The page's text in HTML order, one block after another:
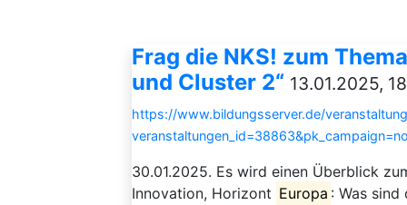
Frag die NKS! zum
und Cluster 2“ 13.01.2025,
https://www.bildungsserver.de/
30.01.2025. Es wird einen Überblick
Innovation, Horizont Europa : Was